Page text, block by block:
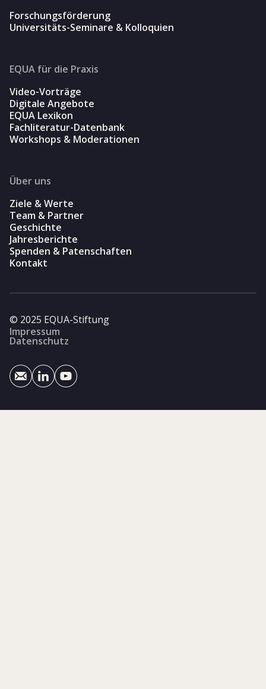
Forschungsförderung
Universitäts-Seminare & Kolloquien
EQUA für die Praxis
Video-Vorträge
Digitale Angebote
EQUA Lexikon
Fachliteratur-Datenbank
Workshops & Moderationen
Über uns
Ziele & Werte
Team & Partner
Geschichte
Jahresberichte
Spenden & Patenschaften
Kontakt
© 2025 EQUA-Stiftung
Impressum
Datenschutz